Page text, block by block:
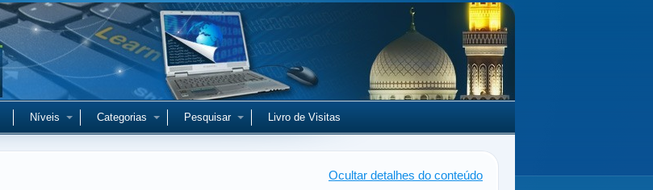
Níveis Categorias Pesquisar Livro de Visitas
Ocultar detalhes do conteúdo